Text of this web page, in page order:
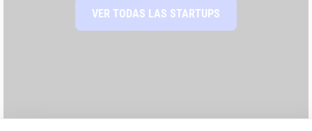
VER TODAS LAS STARTUPS